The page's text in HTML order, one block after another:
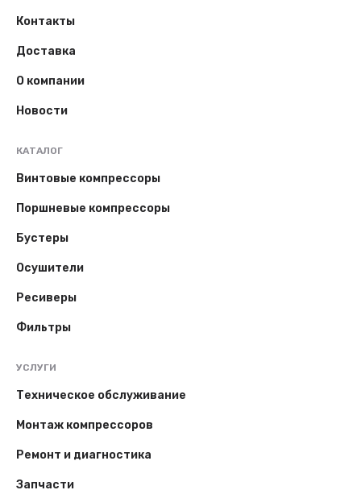
Контакты
Доставка
О компании
Новости
КАТАЛОГ
Винтовые компрессоры
Поршневые компрессоры
Бустеры
Осушители
Ресиверы
Фильтры
УСЛУГИ
Техническое обслуживание
Монтаж компрессоров
Ремонт и диагностика
Запчасти